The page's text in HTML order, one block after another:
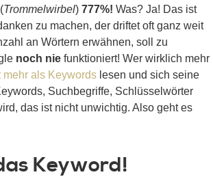
Trommelwirbel) 777%! Was? Ja! Das ist
zu machen, der driftet oft ganz weit
an Wörtern erwähnen, soll zu
noch nie funktioniert! Wer wirklich mehr
mehr als Keywords lesen und sich seine
Suchbegriffe, Schlüsselwörter
das ist nicht unwichtig. Also geht es
Keyword!